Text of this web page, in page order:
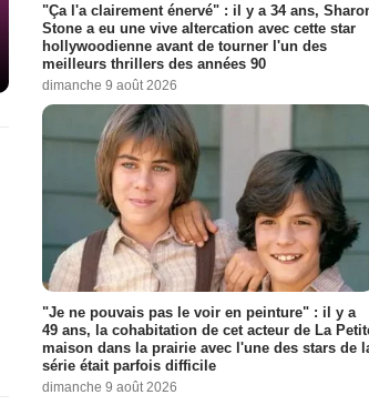
"Ça l'a clairement énervé" : il y a 34 ans,
Stone a eu une vive altercation avec cette star
hollywoodienne avant de tourner l'un des
meilleurs thrillers des années 90
dimanche 9 août 2026
"Je ne pouvais pas le voir en peinture" : il y a
49 ans, la cohabitation de cet acteur de La
maison dans la prairie avec l'une des stars de
série était parfois difficile
dimanche 9 août 2026